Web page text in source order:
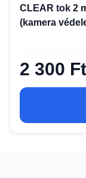
CLEAR tok 2
(kamera
2 300 Ft